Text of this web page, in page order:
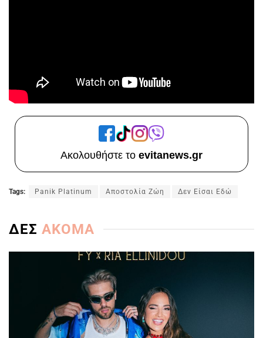
Ακολουθήστε το evitanews.gr
Tags: Panik Platinum Αποστολία Ζώη Δεν Είσαι Εδώ
ΔΕΣ ΑΚΟΜΑ